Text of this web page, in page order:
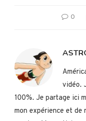
0
vidéo.
100%. Je partage ici
mon expérience et de